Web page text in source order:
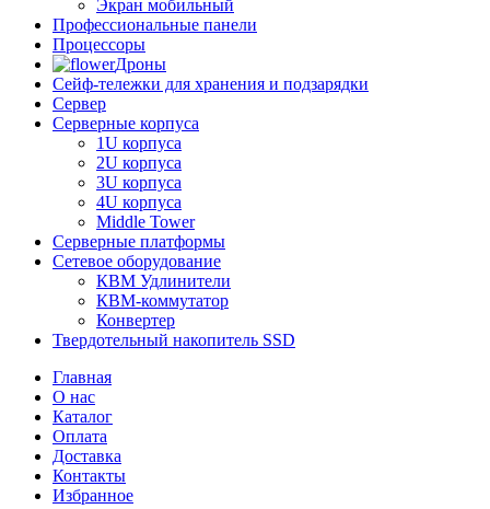
Экран мобильный
Профессиональные панели
Процессоры
Дроны
Сейф-тележки для хранения и подзарядки
Сервер
Серверные корпуса
1U корпуса
2U корпуса
3U корпуса
4U корпуса
Middle Tower
Серверные платформы
Сетевое оборудование
КВМ Удлинители
КВМ-коммутатор
Конвертер
Твердотельный накопитель SSD
Главная
О нас
Каталог
Оплата
Доставка
Контакты
Избранное